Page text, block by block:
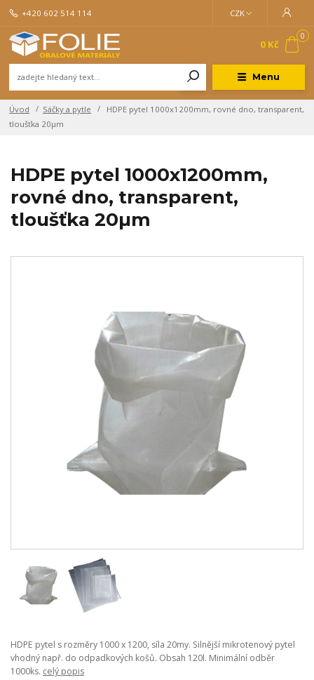
Menu
CZK
+420 602 514 114
0
0 Kč
Úvod Sáčky a pytle
HDPE pytel 1000x1200mm, rovné dno, transparent,
tloušťka 20µm
HDPE pytel 1000x1200mm,
rovné dno, transparent,
tloušťka 20µm
HDPE pytel s rozměry 1000 x 1200, síla 20my. Silnější mikrotenový pytel
vhodný např. do odpadkových košů. Obsah 120l. Minimální odběr
1000ks. celý popis